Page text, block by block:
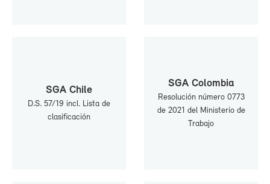
SGA Chi­le
D.S. 57/19 incl. Lis­ta de
cla­si­fi­ca­ción
SGA Co­lom­bia
Re­so­lu­ción nú­me­ro 0773
de 2021 del Mi­nis­te­rio de
Tra­ba­jo